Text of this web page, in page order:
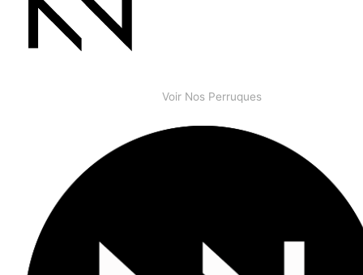
Voir Nos Perruques